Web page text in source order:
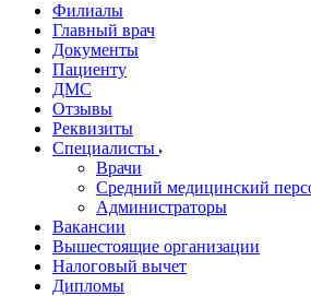
Филиалы
Главный врач
Документы
Пациенту
ДМС
Отзывы
Реквизиты
Специалисты
Врачи
Средний медицинский
Администраторы
Вакансии
Вышестоящие организации
Налоговый вычет
Дипломы